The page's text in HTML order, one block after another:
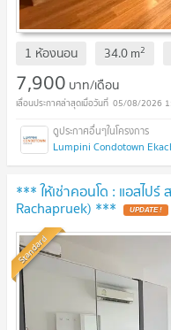
1 ห้องนอน 34.0m2
7,900 บาท/เดือน
05/08/2026
Lumpini Condotown
*** ให้เช่าคอนโด : แอสไป
Rachapruek) *** UPDATE !
Standard